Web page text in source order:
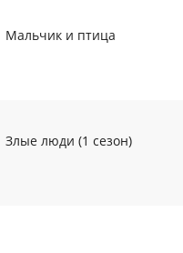
Мальчик и птица
Злые люди (1 сезон)